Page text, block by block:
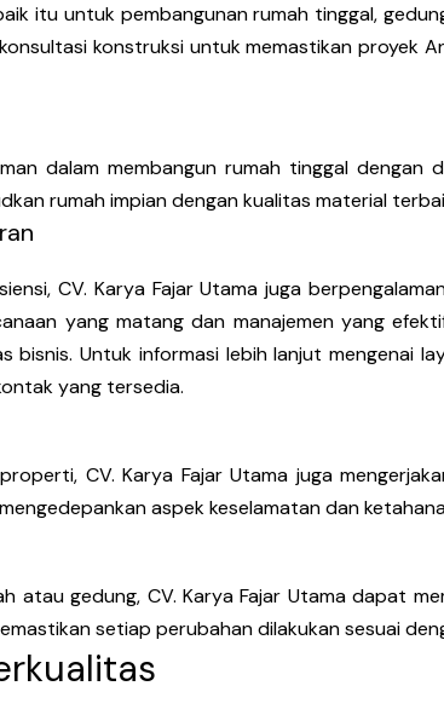
itu untuk pembangunan rumah tinggal,
konstruksi untuk memastikan proyek
dalam membangun rumah tinggal
rumah impian dengan kualitas material
CV. Karya Fajar Utama juga
yang matang dan manajemen yang
bisnis. Untuk informasi lebih lanjut mengenai
yang tersedia.
CV. Karya Fajar Utama juga
aspek keselamatan dan
atau gedung, CV. Karya Fajar Utama dapat
setiap perubahan dilakukan sesuai